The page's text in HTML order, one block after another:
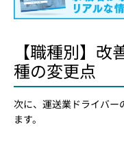
【職種別】
種の変更点
次に、運送業ドライバー
ます。